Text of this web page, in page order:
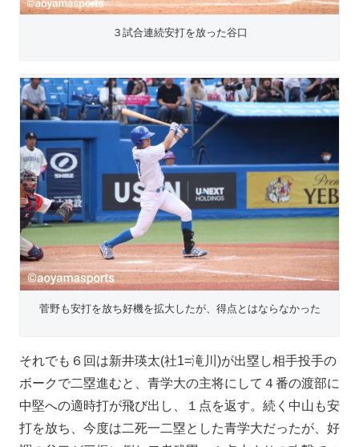
３試合連続安打を放った谷口
菅野も安打を放ち好機を拡大したが、得点とはならなかった
それでも６回は新井瑛太(社1=滝川)が出塁し相手投手の
ボークで二塁進むと、青学大の主将にして４番の渡部に
中堅への適時打が飛び出し、１点を返す。続く中山も安
打を放ち、今度は二死一二塁とした青学大だったが、好